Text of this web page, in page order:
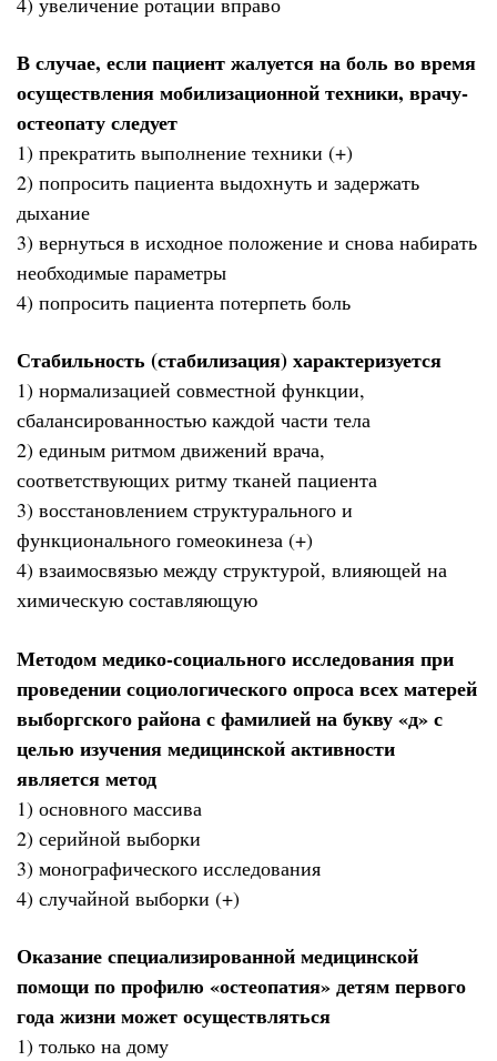
В случае, если пациент жалуется на боль во время
осуществления мобилизационной техники, врачу-
остеопату следует
1) прекратить выполнение техники (+)
2) попросить пациента выдохнуть и задержать
дыхание
3) вернуться в исходное положение и снова набирать
необходимые параметры
4) попросить пациента потерпеть боль
Стабильность (стабилизация) характеризуется
1) нормализацией совместной функции,
сбалансированностью каждой части тела
2) единым ритмом движений врача,
соответствующих ритму тканей пациента
3) восстановлением структурального и
функционального гомеокинеза (+)
4) взаимосвязью между структурой, влияющей на
химическую составляющую
Методом медико-социального исследования при
проведении социологического опроса всех матерей
выборгского района с фамилией на букву «д» с
целью изучения медицинской активности
является метод
1) основного массива
2) серийной выборки
3) монографического исследования
4) случайной выборки (+)
Оказание специализированной медицинской
помощи по профилю «остеопатия» детям первого
года жизни может осуществляться
1) только на дому